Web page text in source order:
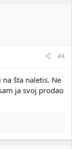
#4
šta naletis. Ne
ja svoj prodao